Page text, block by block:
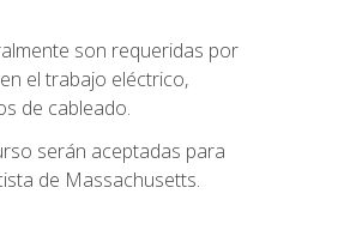
son requeridas por
el trabajo eléctrico,
de cableado.
serán aceptadas para
de Massachusetts.